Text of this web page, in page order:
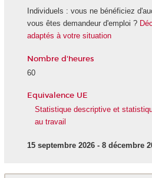
Individuels : vous ne bénéficiez
vous êtes demandeur d'emploi ?
adaptés à votre situation
Nombre d'heures
60
Equivalence UE
Statistique descriptive et
au travail
15 septembre 2026 - 8 décembre